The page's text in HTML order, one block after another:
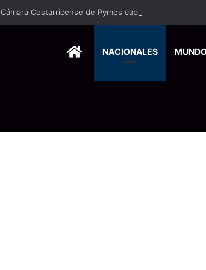
Cámara Costarricense de Pymes capacitará a 200
HOMENACIONALES